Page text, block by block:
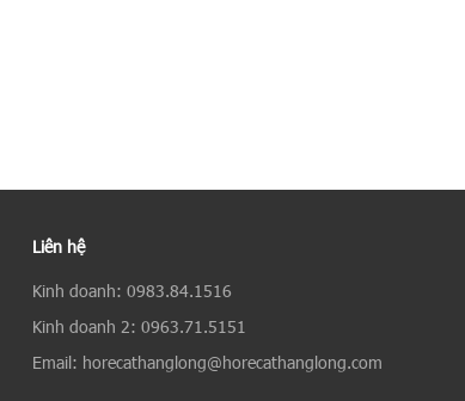
Liên hệ
Kinh doanh: 0983.84.1516
Kinh doanh 2: 0963.71.5151
Email: horecathanglong@horecathanglong.com